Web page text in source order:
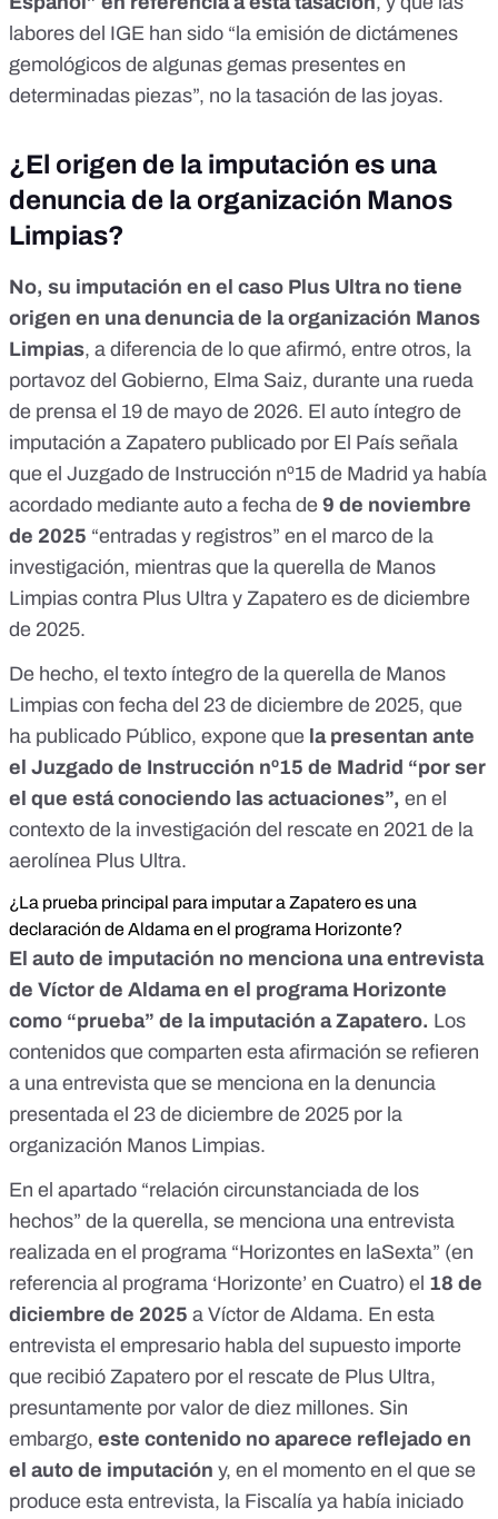
labores del IGE han sido “la emisión de dictámenes
gemológicos de algunas gemas presentes en
determinadas piezas”, no la tasación de las joyas.
¿El origen de la imputación es una
denuncia de la organización Manos
Limpias?
No, su imputación en el caso Plus Ultra no tiene
origen en una denuncia de la organización Manos
Limpias, a diferencia de lo que afirmó, entre otros, la
portavoz del Gobierno, Elma Saiz, durante una rueda
de prensa el 19 de mayo de 2026. El auto íntegro de
imputación a Zapatero publicado por El País señala
que el Juzgado de Instrucción nº15 de Madrid ya había
acordado mediante auto a fecha de 9 de noviembre
de 2025 “entradas y registros” en el marco de la
investigación, mientras que la querella de Manos
Limpias contra Plus Ultra y Zapatero es de diciembre
de 2025.
De hecho, el texto íntegro de la querella de Manos
Limpias con fecha del 23 de diciembre de 2025, que
ha publicado Público, expone que la presentan ante
el Juzgado de Instrucción nº15 de Madrid “por ser
el que está conociendo las actuaciones”, en el
contexto de la investigación del rescate en 2021 de la
aerolínea Plus Ultra.
¿La prueba principal para imputar a Zapatero es una
declaración de Aldama en el programa Horizonte?
El auto de imputación no menciona una entrevista
de Víctor de Aldama en el programa Horizonte
como “prueba” de la imputación a Zapatero. Los
contenidos que comparten esta afirmación se refieren
a una entrevista que se menciona en la denuncia
presentada el 23 de diciembre de 2025 por la
organización Manos Limpias.
En el apartado “relación circunstanciada de los
hechos” de la querella, se menciona una entrevista
realizada en el programa “Horizontes en laSexta” (en
referencia al programa ‘Horizonte’ en Cuatro) el 18 de
diciembre de 2025 a Víctor de Aldama. En esta
entrevista el empresario habla del supuesto importe
que recibió Zapatero por el rescate de Plus Ultra,
presuntamente por valor de diez millones. Sin
embargo, este contenido no aparece reflejado en
el auto de imputación y, en el momento en el que se
produce esta entrevista, la Fiscalía ya había iniciado